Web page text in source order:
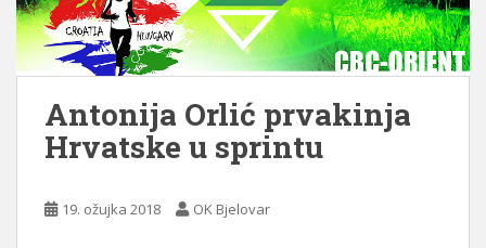
Antonija Orlić prvakinja
Hrvatske u sprintu
19. ožujka 2018 OK Bjelovar